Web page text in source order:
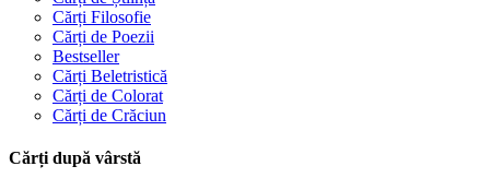
Cărți Filosofie
Cărți de Poezii
Bestseller
Cărți Beletristică
Cărți de Colorat
Cărți de Crăciun
Cărți după vârstă